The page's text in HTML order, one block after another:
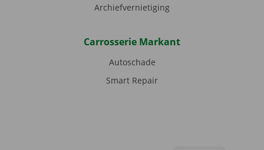
Archiefvernietiging
Carrosserie Markant
Autoschade
Smart Repair